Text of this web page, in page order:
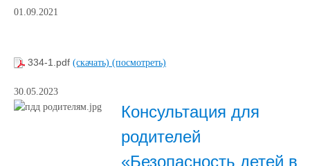
01.09.2021
334-1.pdf (скачать) (посмотреть)
30.05.2023
Консультация для
родителей
«Безопасность детей в